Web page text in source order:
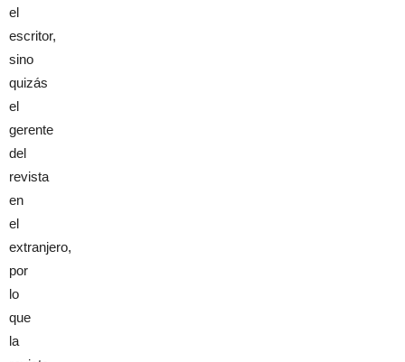
el
escritor,
sino
quizás
el
gerente
del
revista
en
el
extranjero,
por
lo
que
la